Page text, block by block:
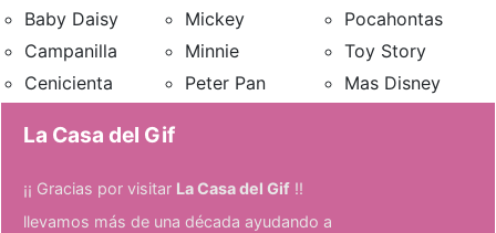
Baby Daisy
Campanilla
Cenicienta
Mickey
Minnie
Peter Pan
Pocahontas
Toy Story
Mas Disney
La Casa del Gif
¡¡ Gracias por visitar La Casa del Gif !!
llevamos más de una década ayudando a